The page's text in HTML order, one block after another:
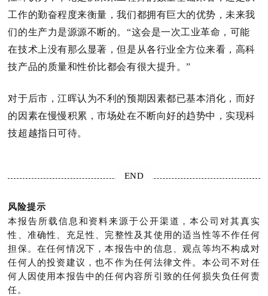
工作的勤奋程度来衡量，我们都拥有巨大的优势，未来我
们的生产力是源源不断的。 “这会是一次工业革命，可能
在技术上没有那么显著，但是从各行业全方位来看，高科
技产品的质量和性价比都会有很大提升。”
对于后市，江晖认为不利的预期因素都已基本消化，而好
的因素在慢慢积累，市场处在不断向好的趋势中，实现科
技超越指日可待。
END
风险提示
本报告所载信息和资料来源于公开渠道，本公司对其真实
性、准确性、充足性、完整性及其使用的适当性等不作任何
担保。在任何情况下，本报告中的信息、观点等均不构成对
任何人的投资建议，也不作为任何法律文件。本公司不对任
何人因使用本报告中的任何内容所引致的任何损失负任何责
任。